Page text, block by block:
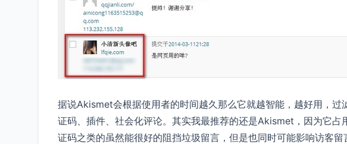
据说Akismet会根据使用者的时间越久那么它就越智能，越好用，
证码、插件、社会化评论。其实我最推荐的还是Akismet，因为它
证码之类的虽然能很好的阻挡垃圾留言，但是也同时可能影响访客留